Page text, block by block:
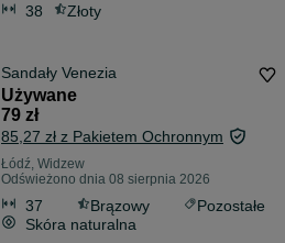
38 Złoty
Sandały Venezia
Używane
79 zł
85,27 zł z Pakietem Ochronnym
Łódź, Widzew
Odświeżono dnia 08 sierpnia 2026
37 Brązowy
Pozostałe
Skóra naturalna